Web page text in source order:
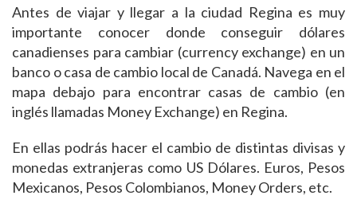
Antes de viajar y llegar a la ciudad Regina es muy
importante conocer donde conseguir dólares
canadienses para cambiar (currency exchange) en un
banco o casa de cambio local de Canadá. Navega en el
mapa debajo para encontrar casas de cambio (en
inglés llamadas Money Exchange) en Regina.
En ellas podrás hacer el cambio de distintas divisas y
monedas extranjeras como US Dólares. Euros, Pesos
Mexicanos, Pesos Colombianos, Money Orders, etc.